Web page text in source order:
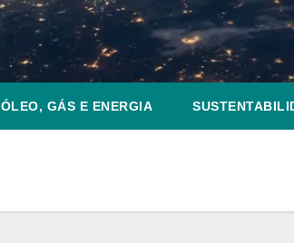
ÓLEO, GÁS E ENERGIA